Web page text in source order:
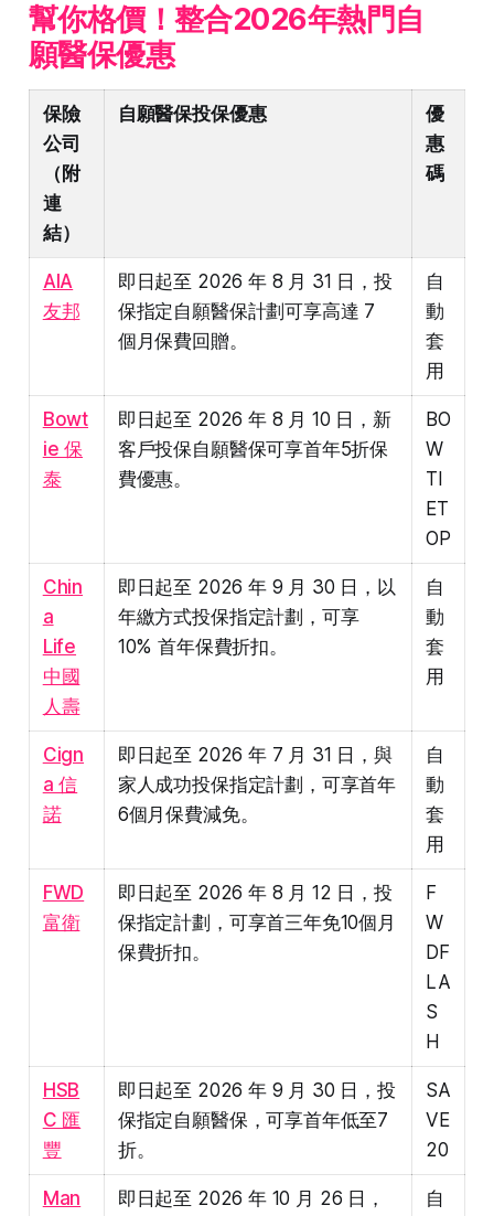
幫你格價！整合2026年熱門自
願醫保優惠
保險
公司
（附
連
結）
自願醫保投保優惠
優
惠
碼
AIA
友邦
即日起至 2026 年 8 月 31 日，投
保指定自願醫保計劃可享高達 7
個月保費回贈。
自
動
套
用
Bowt
ie 保
泰
即日起至 2026 年 8 月 10 日，新
客戶投保自願醫保可享首年5折保
費優惠。
BO
W
TI
ET
OP
Chin
a
Life
中國
人壽
即日起至 2026 年 9 月 30 日，以
年繳方式投保指定計劃，可享
10% 首年保費折扣。
自
動
套
用
Cign
a 信
諾
即日起至 2026 年 7 月 31 日，與
家人成功投保指定計劃，可享首年
6個月保費減免。
自
動
套
用
FWD
富衛
即日起至 2026 年 8 月 12 日，投
保指定計劃，可享首三年免10個月
保費折扣。
F
W
DF
LA
S
H
HSB
C 匯
豐
即日起至 2026 年 9 月 30 日，投
保指定自願醫保，可享首年低至7
折。
SA
VE
20
Man
即日起至 2026 年 10 月 26 日，
自